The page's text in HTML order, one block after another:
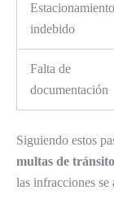
Estacionamiento
indebido
Falta de
documentación
Siguiendo estos
multas de tránsito
las infracciones se